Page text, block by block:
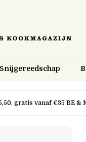
Snijgereedschap
gratis vanaf €35 BE &